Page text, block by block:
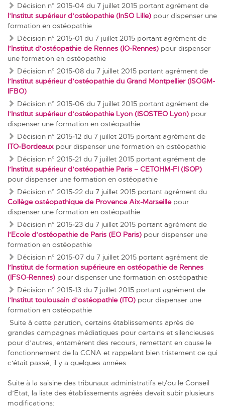
Décision n° 2015‐04 du 7 juillet 2015 portant agrément de
l’Institut supérieur d’ostéopathie (InSO Lille) pour dispenser une
formation en ostéopathie
Décision n° 2015‐01 du 7 juillet 2015 portant agrément de
l’Institut d’ostéopathie de Rennes (IO-Rennes) pour dispenser
une formation en ostéopathie
Décision n° 2015‐08 du 7 juillet 2015 portant agrément de
l’Institut supérieur d’ostéopathie du Grand Montpellier (ISOGM-
IFBO)
Décision n° 2015‐06 du 7 juillet 2015 portant agrément de
l’Institut supérieur d’ostéopathie Lyon (ISOSTEO Lyon) pour
dispenser une formation en ostéopathie
Décision n° 2015‐12 du 7 juillet 2015 portant agrément de
ITO-Bordeaux pour dispenser une formation en ostéopathie
Décision n° 2015‐21 du 7 juillet 2015 portant agrément de
l’Institut supérieur d’ostéopathie Paris – CETOHM-FI (ISOP)
pour dispenser une formation en ostéopathie
Décision n° 2015‐22 du 7 juillet 2015 portant agrément du
Collège ostéopathique de Provence Aix-Marseillepour
dispenser une formation en ostéopathie
Décision n° 2015‐23 du 7 juillet 2015 portant agrément de
l’Ecole d’ostéopathie de Paris (EO Paris) pour dispenser une
formation en ostéopathie
Décision n° 2015-07 du 7 juillet 2015 portant agrément de
l’Institut de formation supérieure en ostéopathie de Rennes
(IFSO-Rennes) pour dispenser une formation en ostéopathie
Décision n° 2015‐13 du 7 juillet 2015 portant agrément de
l’Institut toulousain d’ostéopathie (ITO) pour dispenser une
formation en ostéopathie
Suite à cette parution, certains établissements après de
grandes campagnes médiatiques pour certains et silencieuses
pour d’autres, entamèrent des recours, remettant en cause le
fonctionnement de la CCNA et rappelant bien tristement ce qui
c'était passé, il y a quelques années.
Suite à la saisine des tribunaux administratifs et/ou le Conseil
d’Etat, la liste des établissements agréés devait subir plusieurs
modifications: